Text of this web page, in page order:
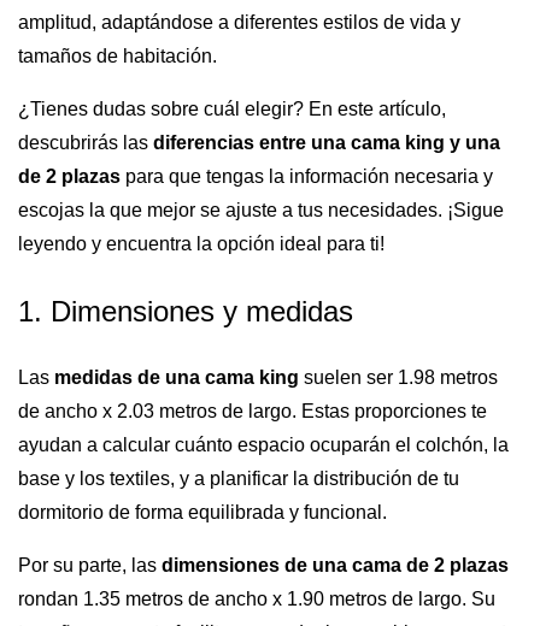
amplitud, adaptándose a diferentes estilos de vida y
tamaños de habitación.
¿Tienes dudas sobre cuál elegir? En este artículo,
descubrirás las diferencias entre una cama king y una
de 2 plazas para que tengas la información necesaria y
escojas la que mejor se ajuste a tus necesidades. ¡Sigue
leyendo y encuentra la opción ideal para ti!
1. Dimensiones y medidas
Las medidas de una cama king suelen ser 1.98 metros
de ancho x 2.03 metros de largo. Estas proporciones te
ayudan a calcular cuánto espacio ocuparán el colchón, la
base y los textiles, y a planificar la distribución de tu
dormitorio de forma equilibrada y funcional.
Por su parte, las dimensiones de una cama de 2 plazas
rondan 1.35 metros de ancho x 1.90 metros de largo. Su